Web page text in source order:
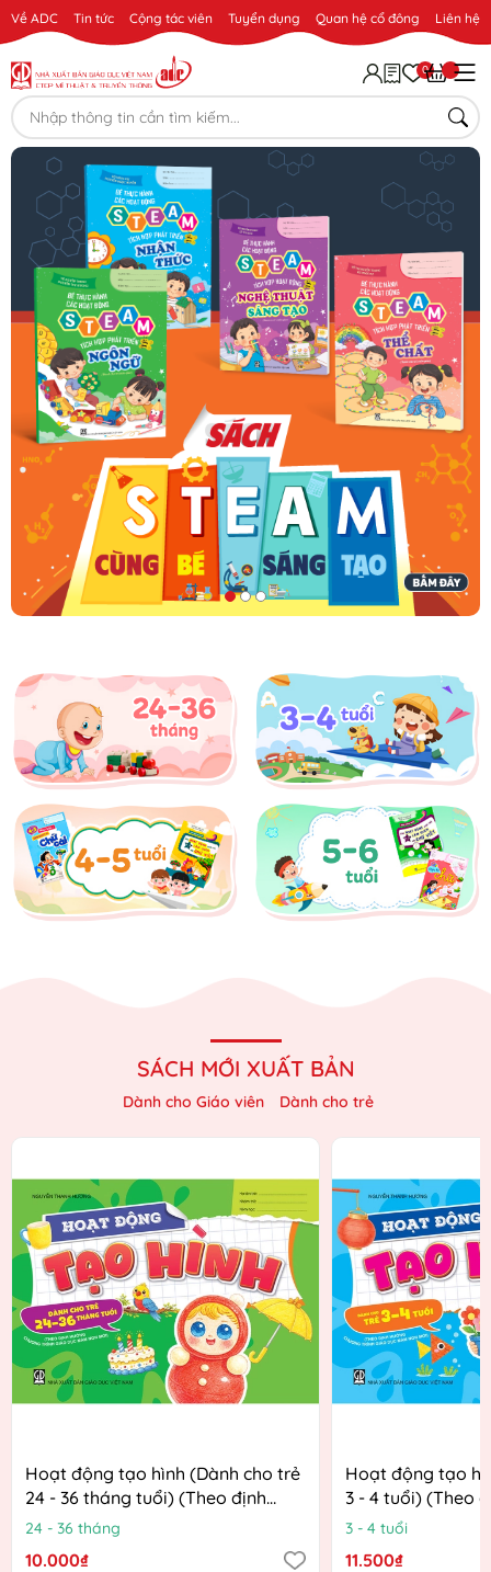
Về ADC Tin tức Cộng tác viên Tuyển dụng Quan hệ cổ đông Liên hệ
0
SÁCH MỚI XUẤT BẢN
Dành cho Giáo viên Dành cho trẻ
Hoạt động tạo hình (Dành cho trẻ
24 - 36 tháng tuổi) (Theo định
hướng Chương trình Giáo dục
24 - 36 tháng
10.000₫
Hoạt động tạo
3 - 4 tuổi) (Theo
Chương trình
3 - 4 tuổi
11.500₫